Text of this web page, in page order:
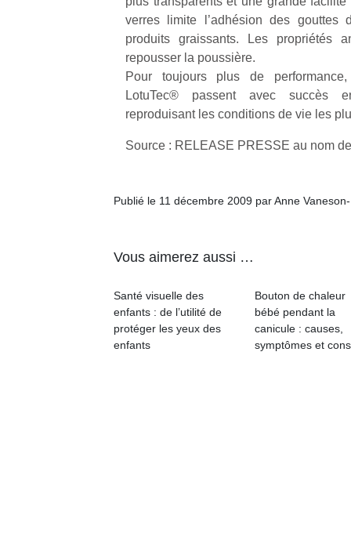
verres limite l’adhésion des gouttes
produits graissants. Les propriétés
repousser la poussière.
Pour toujours plus de
LotuTec® passent avec succès
reproduisant les conditions de vie les
Source : RELEASE PRESSE au nom
Publié le 11 décembre 2009 par Anne
Vous aimerez aussi …
Santé visuelle des
enfants : de l’utilité de
protéger les yeux des
enfants
Bouton de chaleur
bébé pendant la
canicule : causes,
symptômes et
enfants
débordent
souvent
d’énergie.
Varier les
occupations
n’est pas
simple.
activité
vacances
estivales
et avec le
beaux
rêvée
pour les